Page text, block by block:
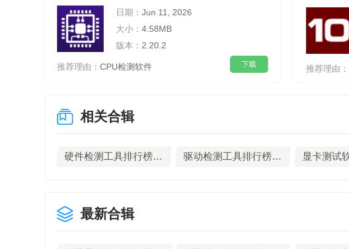
日期： Jun 11, 2026
大小： 4.58MB
版本： 2.20.2
推荐理由： CPU检测软件 下载 推荐理由：
相关合辑
硬件检测工具排行榜TOP10下载 驱动检测工具排行榜前九名下载
最新合辑